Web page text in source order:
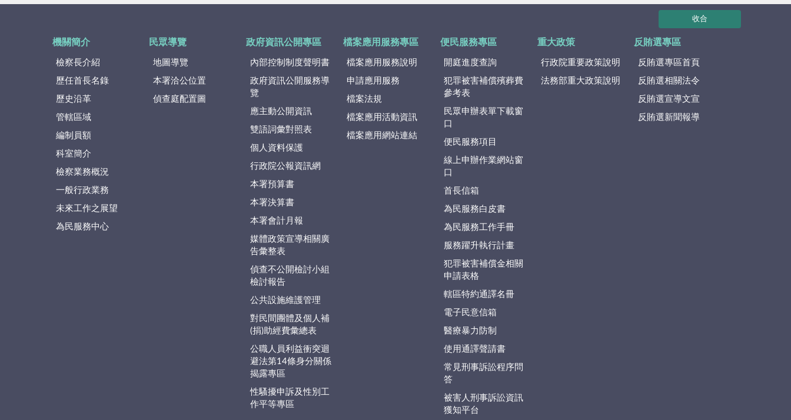
收合
機關簡介
檢察長介紹
歷任首長名錄
歷史沿革
管轄區域
編制員額
科室簡介
檢察業務概況
一般行政業務
未來工作之展望
為民服務中心
民眾導覽
地圖導覽
本署洽公位置
偵查庭配置圖
政府資訊公開專區
內部控制制度聲明書
政府資訊公開服務導
覽
應主動公開資訊
雙語詞彙對照表
個人資料保護
行政院公報資訊網
本署預算書
本署決算書
本署會計月報
媒體政策宣導相關廣
告彙整表
偵查不公開檢討小組
檢討報告
公共設施維護管理
對民間團體及個人補
(捐)助經費彙總表
公職人員利益衝突迴
避法第14條身分關係
揭露專區
性騷擾申訴及性別工
作平等專區
檔案應用服務專區
檔案應用服務說明
申請應用服務
檔案法規
檔案應用活動資訊
檔案應用網站連結
便民服務專區
開庭進度查詢
犯罪被害補償殯葬費
參考表
民眾申辦表單下載窗
口
便民服務項目
線上申辦作業網站窗
口
首長信箱
為民服務白皮書
為民服務工作手冊
服務躍升執行計畫
犯罪被害補償金相關
申請表格
轄區特約通譯名冊
電子民意信箱
醫療暴力防制
使用通譯聲請書
常見刑事訴訟程序問
答
被害人刑事訴訟資訊
獲知平台
重大政策
行政院重要政策說明
法務部重大政策說明
反賄選專區
反賄選專區首頁
反賄選相關法令
反賄選宣導文宣
反賄選新聞報導